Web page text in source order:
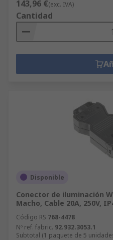
143,96 €(exc. IVA)
Cantidad
Disponible
Conector de iluminación
Macho, Cable 20A, 250V,
Código RS 768-4478
Nº ref. fabric. 92.932.3053.1
Subtotal (1 paquete de 5